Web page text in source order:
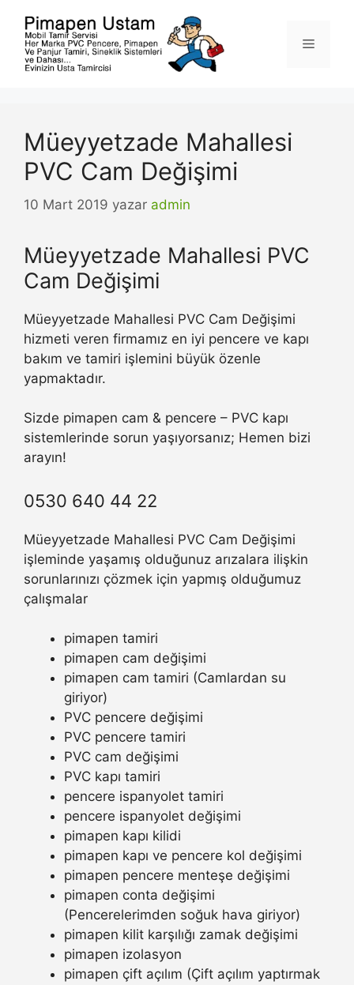
Menü
Müeyyetzade Mahallesi
PVC Cam Değişimi
10 Mart 2019 yazar admin
Müeyyetzade Mahallesi PVC
Cam Değişimi
Müeyyetzade Mahallesi PVC Cam Değişimi
hizmeti veren firmamız en iyi pencere ve kapı
bakım ve tamiri işlemini büyük özenle
yapmaktadır.
Sizde pimapen cam & pencere – PVC kapı
sistemlerinde sorun yaşıyorsanız; Hemen bizi
arayın!
0530 640 44 22
Müeyyetzade Mahallesi PVC Cam Değişimi
işleminde yaşamış olduğunuz arızalara ilişkin
sorunlarınızı çözmek için yapmış olduğumuz
çalışmalar
pimapen tamiri
pimapen cam değişimi
pimapen cam tamiri (Camlardan su
giriyor)
PVC pencere değişimi
PVC pencere tamiri
PVC cam değişimi
PVC kapı tamiri
pencere ispanyolet tamiri
pencere ispanyolet değişimi
pimapen kapı kilidi
pimapen kapı ve pencere kol değişimi
pimapen pencere menteşe değişimi
pimapen conta değişimi
(Pencerelerimden soğuk hava giriyor)
pimapen kilit karşılığı zamak değişimi
pimapen izolasyon
pimapen çift açılım (Çift açılım yaptırmak